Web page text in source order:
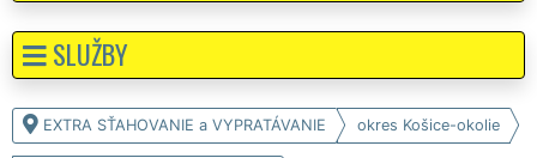
EXTRA SŤAHOVANIE a VYPRATÁVANIE okres Košice-okolie
SLUŽBY